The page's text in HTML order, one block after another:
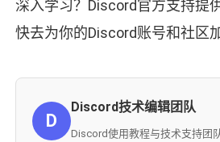
深入学习？Discord官方支持提
快去为你的Discord账号和社区
D
Discord技术编辑团队
Discord使用教程与技术支持团